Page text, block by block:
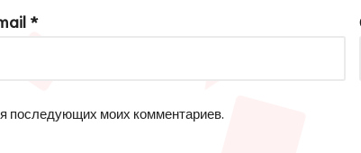
*
последующих моих комментариев.